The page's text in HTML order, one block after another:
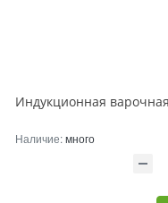
Наличие:много